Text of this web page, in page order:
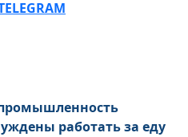
работать за еду